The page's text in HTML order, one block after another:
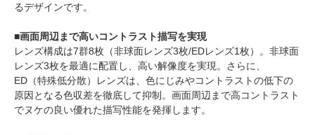
るデザインです。
■画面周辺まで高いコントラスト描写を実現
レンズ構成は7群8枚（非球面レンズ3枚/EDレンズ1枚）。非球面
レンズ3枚を最適に配置し、高い解像度を実現。さらに、
ED（特殊低分散）レンズは、色にじみやコントラストの低下の
原因となる色収差を徹底して抑制。画面周辺まで高コントラスト
でヌケの良い優れた描写性能を発揮します。